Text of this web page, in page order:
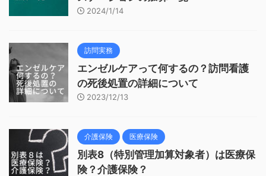
2024/1/14
訪問実務
エンゼルケアって何するの？訪問看護
の死後処置の詳細について
2023/12/13
介護保険 医療保険
別表8（特別管理加算対象者）は医療保
険？介護保険？